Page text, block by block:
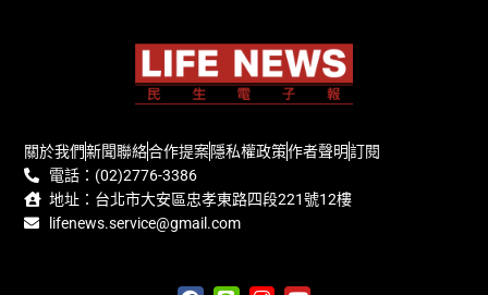
關於我們新聞聯絡合作提案隱私權政策作者聲明訂閱
電話：(02)2776-3386
地址：台北市大安區忠孝東路四段221號12樓
lifenews.service@gmail.com